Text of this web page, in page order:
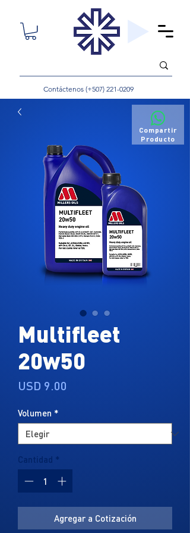
Contáctenos (+507) 221-0209
Multifleet
20w50
USD 9.00
Volumen *
Cantidad *
Agregar a Cotización
Compartir
Producto